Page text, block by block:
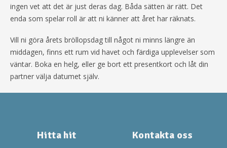
ingen vet att det är just deras dag. Båda sätten är rätt. Det
enda som spelar roll är att ni känner att året har räknats.
Vill ni göra årets bröllopsdag till något ni minns längre än
middagen, finns ett rum vid havet och färdiga upplevelser som
väntar. Boka en helg, eller ge bort ett presentkort och låt din
partner välja datumet själv.
Hitta hit Kontakta oss